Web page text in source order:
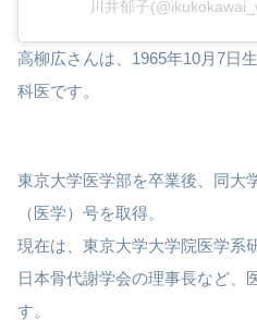
川井郁子
高柳広さんは、1965年10月7日
科医です。
東京大学医学部を卒業後、同大
（医学）号を取得。
現在は、東京大学大学院医学系
日本骨代謝学会の理事長など、
す。